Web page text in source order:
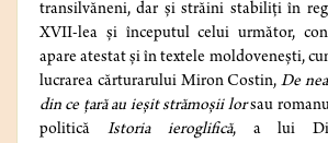
transilvăneni, dar și străini stabiliți în
XVII‑lea și începutul celui următor,
apare atestat și în textele moldovenești,
lucrarea cărturarului Miron Costin,De
din ce țară au ieșit strămoșii lorsau
politică Istoria ieroglifică, a lui